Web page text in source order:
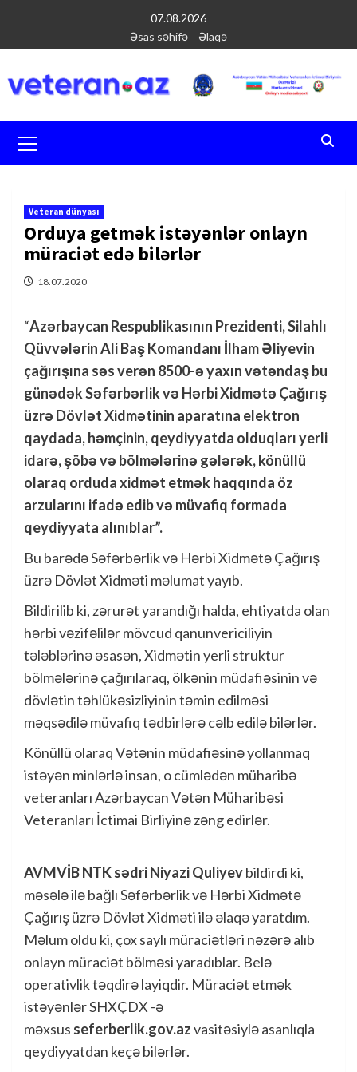
содержимому
07.08.2026
Əsas səhifə
Əlaqə
меню
Veteran dünyası
Orduya getmək istəyənlər onlayn
müraciət edə bilərlər
18.07.2020
“Azərbaycan Respublikasının Prezidenti, Silahlı
Qüvvələrin Ali Baş Komandanı İlham Əliyevin
çağırışına səs verən 8500-ə yaxın vətəndaş bu
günədək Səfərbərlik və Hərbi Xidmətə Çağırış
üzrə Dövlət Xidmətinin aparatına elektron
qaydada, həmçinin, qeydiyyatda olduqları yerli
idarə, şöbə və bölmələrinə gələrək, könüllü
olaraq orduda xidmət etmək haqqında öz
arzularını ifadə edib və müvafiq formada
qeydiyyata alınıblar”.
Bu barədə Səfərbərlik və Hərbi Xidmətə Çağırış
üzrə Dövlət Xidməti məlumat yayıb.
Bildirilib ki, zərurət yarandığı halda, ehtiyatda olan
hərbi vəzifəlilər mövcud qanunvericiliyin
tələblərinə əsasən, Xidmətin yerli struktur
bölmələrinə çağırılaraq, ölkənin müdafiəsinin və
dövlətin təhlükəsizliyinin təmin edilməsi
məqsədilə müvafiq tədbirlərə cəlb edilə bilərlər.
Könüllü olaraq Vətənin müdafiəsinə yollanmaq
istəyən minlərlə insan, o cümlədən müharibə
veteranları Azərbaycan Vətən Müharibəsi
Veteranları İctimai Birliyinə zəng edirlər.
AVMVİB NTK sədri Niyazi Quliyevbildirdi ki,
məsələ ilə bağlı Səfərbərlik və Hərbi Xidmətə
Çağırış üzrə Dövlət Xidməti ilə əlaqə yaratdım.
Məlum oldu ki, çox saylı müraciətləri nəzərə alıb
onlayn müraciət bölməsi yaradıblar. Belə
operativlik təqdirə layiqdir. Müraciət etmək
istəyənlər SHXÇDX -ə
məxsus seferberlik.gov.azvasitəsiylə asanlıqla
qeydiyyatdan keçə bilərlər.